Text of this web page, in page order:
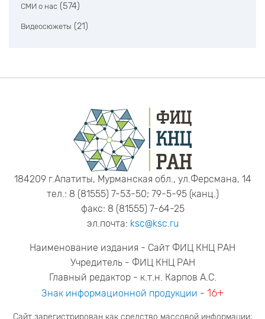
СМИ о нас (574)
Видеосюжеты (21)
184209 г.Апатиты, Мурманская обл., ул.Ферсмана, 14
тел.: 8 (81555) 7-53-50; 79-5-95 (канц.)
факс: 8 (81555) 7-64-25
эл.почта: ksc@ksc.ru
Наименование издания - Сайт ФИЦ КНЦ РАН
Учредитель - ФИЦ КНЦ РАН
Главный редактор - к.т.н. Карпов А.С.
Знак информационной продукции - 16+